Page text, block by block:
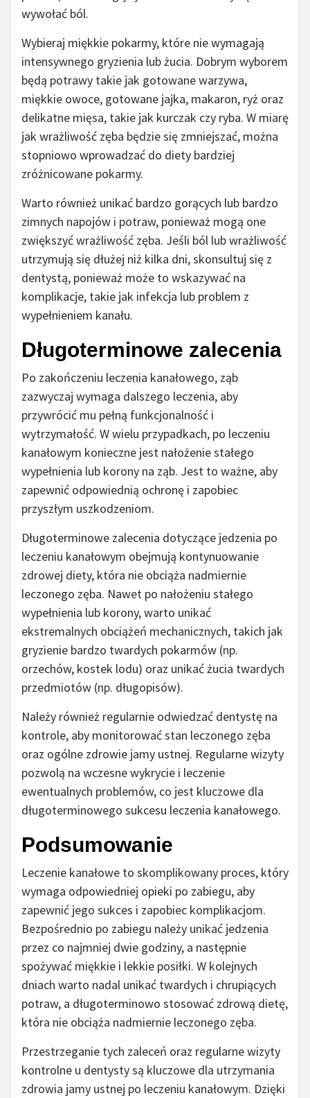
wywołać ból.
Wybieraj miękkie pokarmy, które nie wymagają
intensywnego gryzienia lub żucia. Dobrym wyborem
będą potrawy takie jak gotowane warzywa,
miękkie owoce, gotowane jajka, makaron, ryż oraz
delikatne mięsa, takie jak kurczak czy ryba. W miarę
jak wrażliwość zęba będzie się zmniejszać, można
stopniowo wprowadzać do diety bardziej
zróżnicowane pokarmy.
Warto również unikać bardzo gorących lub bardzo
zimnych napojów i potraw, ponieważ mogą one
zwiększyć wrażliwość zęba. Jeśli ból lub wrażliwość
utrzymują się dłużej niż kilka dni, skonsultuj się z
dentystą, ponieważ może to wskazywać na
komplikacje, takie jak infekcja lub problem z
wypełnieniem kanału.
Długoterminowe zalecenia
Po zakończeniu leczenia kanałowego, ząb
zazwyczaj wymaga dalszego leczenia, aby
przywrócić mu pełną funkcjonalność i
wytrzymałość. W wielu przypadkach, po leczeniu
kanałowym konieczne jest nałożenie stałego
wypełnienia lub korony na ząb. Jest to ważne, aby
zapewnić odpowiednią ochronę i zapobiec
przyszłym uszkodzeniom.
Długoterminowe zalecenia dotyczące jedzenia po
leczeniu kanałowym obejmują kontynuowanie
zdrowej diety, która nie obciąża nadmiernie
leczonego zęba. Nawet po nałożeniu stałego
wypełnienia lub korony, warto unikać
ekstremalnych obciążeń mechanicznych, takich jak
gryzienie bardzo twardych pokarmów (np.
orzechów, kostek lodu) oraz unikać żucia twardych
przedmiotów (np. długopisów).
Należy również regularnie odwiedzać dentystę na
kontrole, aby monitorować stan leczonego zęba
oraz ogólne zdrowie jamy ustnej. Regularne wizyty
pozwolą na wczesne wykrycie i leczenie
ewentualnych problemów, co jest kluczowe dla
długoterminowego sukcesu leczenia kanałowego.
Podsumowanie
Leczenie kanałowe to skomplikowany proces, który
wymaga odpowiedniej opieki po zabiegu, aby
zapewnić jego sukces i zapobiec komplikacjom.
Bezpośrednio po zabiegu należy unikać jedzenia
przez co najmniej dwie godziny, a następnie
spożywać miękkie i lekkie posiłki. W kolejnych
dniach warto nadal unikać twardych i chrupiących
potraw, a długoterminowo stosować zdrową dietę,
która nie obciąża nadmiernie leczonego zęba.
Przestrzeganie tych zaleceń oraz regularne wizyty
kontrolne u dentysty są kluczowe dla utrzymania
zdrowia jamy ustnej po leczeniu kanałowym. Dzięki